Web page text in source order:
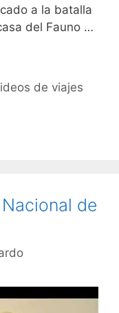
a la batalla
del Fauno …
de viajes
de